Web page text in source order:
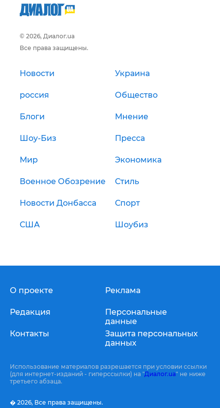
© 2026, Диалог.ua
Все права защищены.
Новости Украина
россия Общество
Блоги Мнение
Шоу-Биз Пресса
Мир Экономика
Военное Обозрение Стиль
Новости Донбасса Спорт
США Шоубиз
О проекте
Редакция
Контакты
Реклама
Персональные
данные
Защита персональных
данных
Использование материалов разрешается при условии ссылки
(для интернет-изданий - гиперссылки) на "Диалог.ua" не ниже
третьего абзаца.
� 2026, Все права защищены.